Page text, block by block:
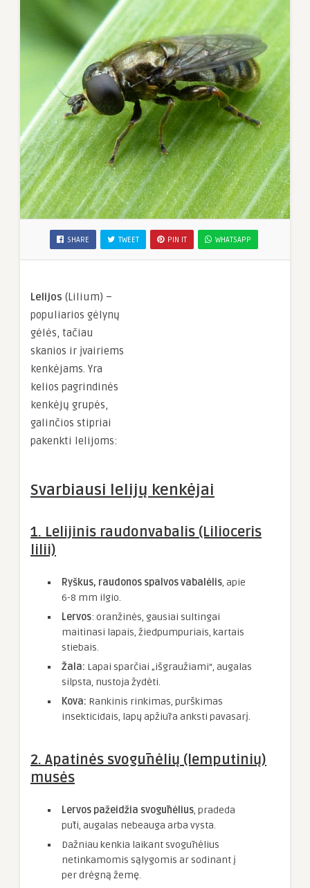
SHARE TWEET PIN IT WHATSAPP
Lelijos (Lilium) –
populiarios gėlynų
gėlės, tačiau
skanios ir įvairiems
kenkėjams. Yra
kelios pagrindinės
kenkėjų grupės,
galinčios stipriai
pakenkti lelijoms:
Svarbiausi lelijų kenkėjai
1. Lelijinis raudonvabalis (Lilioceris
lilii)
Ryškus, raudonos spalvos vabalėlis, apie
6-8 mm ilgio.
Lervos: oranžinės, gausiai sultingai
maitinasi lapais, žiedpumpuriais, kartais
stiebais.
Žala: Lapai sparčiai „išgraužiami“, augalas
silpsta, nustoja žydėti.
Kova: Rankinis rinkimas, purškimas
insekticidais, lapų apžiūra anksti pavasarį.
2. Apatinės svogūnėlių (lemputinių)
musės
Lervos pažeidžia svogūnėlius, pradeda
pūti, augalas nebeauga arba vysta.
Dažniau kenkia laikant svogūnėlius
netinkamomis sąlygomis ar sodinant į
per drėgną žemę.